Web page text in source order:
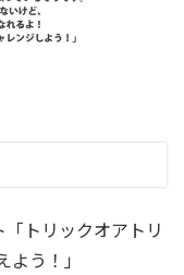
トリックオアトリ
う！」